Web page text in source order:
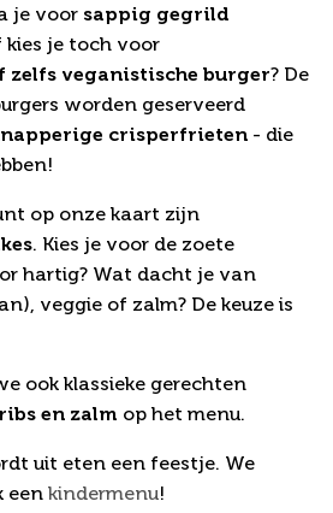
je voor sappig gegrild
kies je toch voor
zelfs veganistische burger? De
worden geserveerd
crisperfrieten - die
op onze kaart zijn
. Kies je voor de zoete
hartig? Wat dacht je van
veggie of zalm? De keuze is
ook klassieke gerechten
en zalm op het menu.
uit eten een feestje. We
een kindermenu!